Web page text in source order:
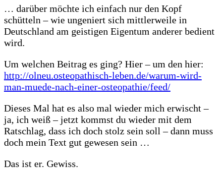
… darüber möchte ich einfach nur den Kopf
schütteln – wie ungeniert sich mittlerweile in
Deutschland am geistigen Eigentum anderer bedient
wird.
Um welchen Beitrag es ging? Hier – um den hier:
http://olneu.osteopathisch-leben.de/warum-wird-
man-muede-nach-einer-osteopathie/feed/
Dieses Mal hat es also mal wieder mich erwischt –
ja, ich weiß – jetzt kommst du wieder mit dem
Ratschlag, dass ich doch stolz sein soll – dann muss
doch mein Text gut gewesen sein …
Das ist er. Gewiss.